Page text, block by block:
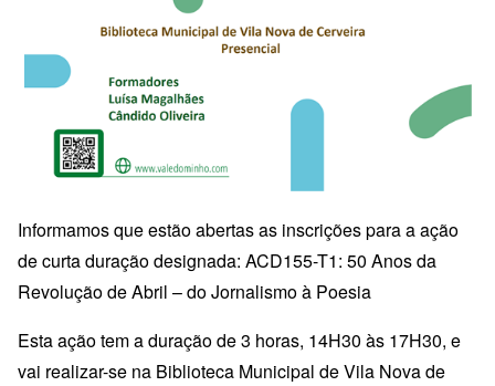
Informamos que estão abertas as inscrições para a ação
de curta duração designada: ACD155-T1: 50 Anos da
Revolução de Abril – do Jornalismo à Poesia
Esta ação tem a duração de 3 horas, 14H30 às 17H30, e
vai realizar-se na Biblioteca Municipal de Vila Nova de